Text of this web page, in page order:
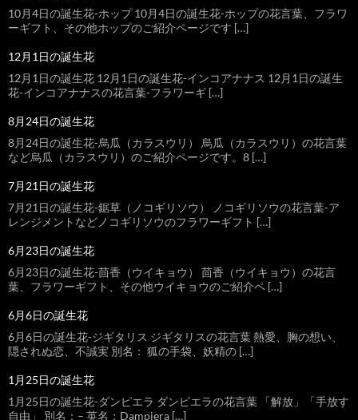
10月4日の誕生花-ホップ 10月4日の誕生花-ホップの花言葉、フラワ
ーギフト、その他ホップのご紹介ページです […]
12月1日の誕生花
12月1日の誕生花 12月1日の誕生花-インコアナナス 12月1日の誕生
花-インコアナナスの花言葉-フラワーギ […]
8月24日の誕生花
8月24日の誕生花-烏瓜（カラスウリ） 烏瓜（カラスウリ）の花言葉
など烏瓜（カラスウリ）のご紹介ページです。8 […]
7月21日の誕生花
7月21日の誕生花-鋸草（ノコギリソウ） ノコギリソウの花言葉-ア
レンジメントなどノコギリソウのフラワーギフト […]
6月23日の誕生花
6月23日の誕生花-茴香（ウイキョウ） 茴香（ウイキョウ）の花言
葉、フラワーギフト、その他ウイキョウのご紹介ペ […]
6月6日の誕生花
6月6日の誕生花-ジギタリス ジギタリスの花言葉 熱愛、胸の想い、
隠されぬ恋、不誠実 別名： 狐の手袋、妖精の […]
1月25日の誕生花
1月25日の誕生花-ダンピエラ ダンピエラの花言葉 「解放」「手放す
自由」 別名：– 英名：Dampiera […]